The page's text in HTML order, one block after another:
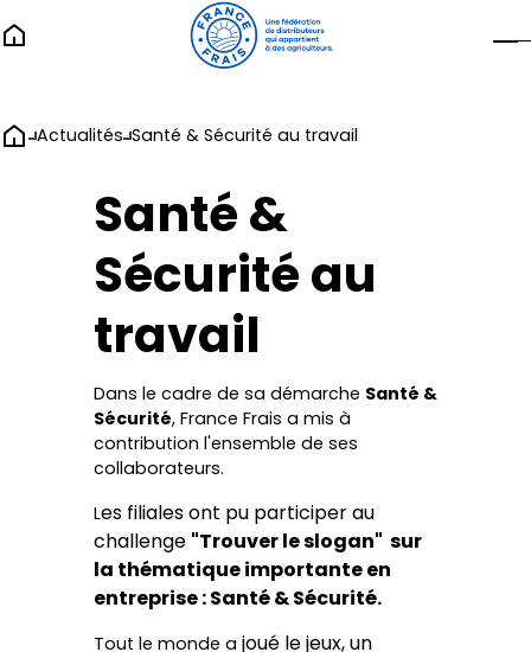
Actualités Santé & Sécurité au travail
Santé &
Sécurité au
travail
Dans le cadre de sa démarche Santé &
Sécurité, France Frais a mis à
contribution l'ensemble de ses
collaborateurs.
Les filiales ont pu participer au
challenge "Trouver le slogan" sur
la thématique importante en
entreprise : Santé & Sécurité.
Tout le monde a joué le jeux, un